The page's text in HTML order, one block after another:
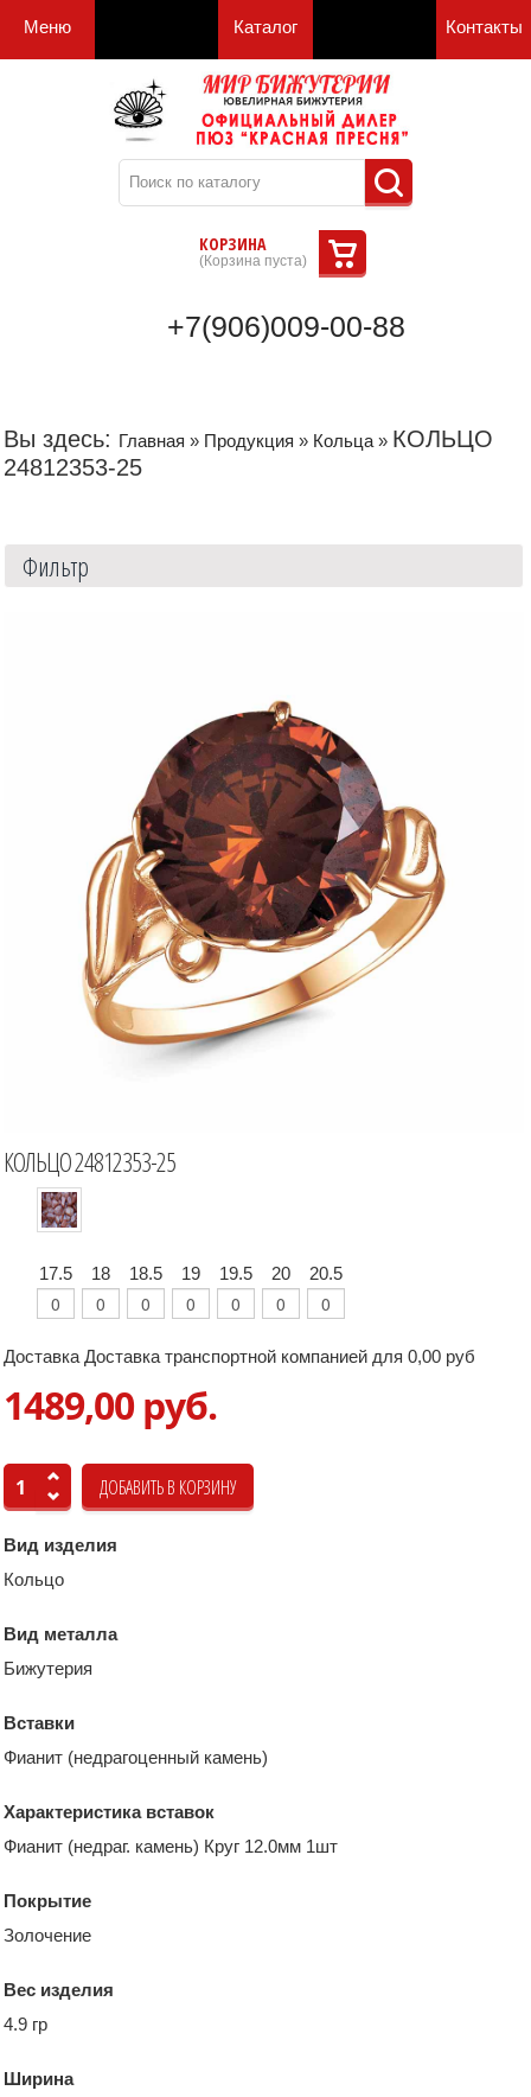
Меню Каталог Контакты
КОРЗИНА
(Корзина пуста)
+7(906)009-00-88
Вы здесь: Главная » Продукция » Кольца » КОЛЬЦО
24812353-25
Фильтр
КОЛЬЦО 24812353-25
17.5 18 18.5 19 19.5 20 20.5
Доставка Доставка транспортной компанией для 0,00 руб
1489,00 руб.
Вид изделия
Кольцо
Вид металла
Бижутерия
Вставки
Фианит (недрагоценный камень)
Характеристика вставок
Фианит (недраг. камень) Круг 12.0мм 1шт
Покрытие
Золочение
Вес изделия
4.9 гр
Ширина